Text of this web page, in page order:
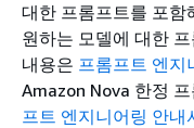
대한 프롬프트를 포함
원하는 모델에 대한
내용은 프롬프트 엔지
Amazon Nova 한정
프트 엔지니어링 안내